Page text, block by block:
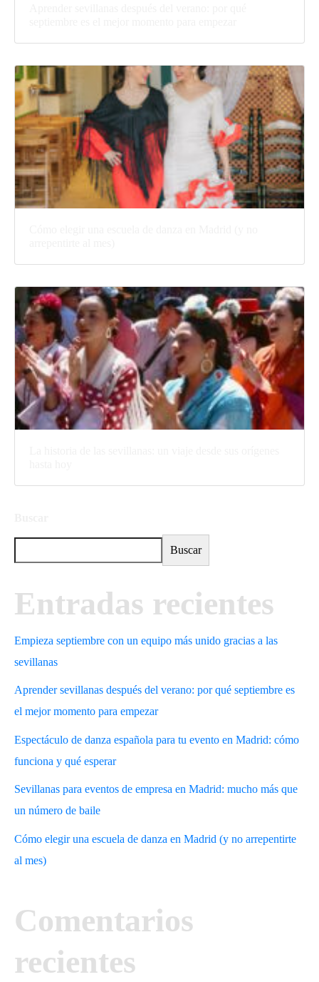
Buscar
Entradas recientes
Empieza septiembre con un equipo más unido gracias a las
sevillanas
Aprender sevillanas después del verano: por qué septiembre es
el mejor momento para empezar
Espectáculo de danza española para tu evento en Madrid: cómo
funciona y qué esperar
Sevillanas para eventos de empresa en Madrid: mucho más que
un número de baile
Cómo elegir una escuela de danza en Madrid (y no arrepentirte
al mes)
Comentarios
recientes